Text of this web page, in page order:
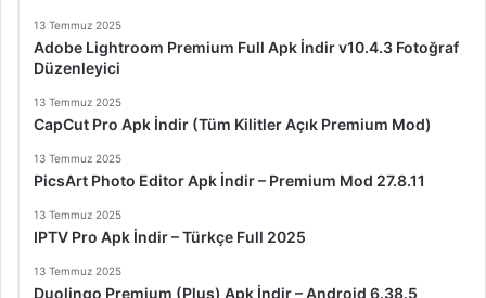
13 Temmuz 2025
Adobe Lightroom Premium Full Apk İndir v10.4.3 Fotoğraf
Düzenleyici
13 Temmuz 2025
CapCut Pro Apk İndir (Tüm Kilitler Açık Premium Mod)
13 Temmuz 2025
PicsArt Photo Editor Apk İndir – Premium Mod 27.8.11
13 Temmuz 2025
IPTV Pro Apk İndir – Türkçe Full 2025
13 Temmuz 2025
Duolingo Premium (Plus) Apk İndir – Android 6.38.5